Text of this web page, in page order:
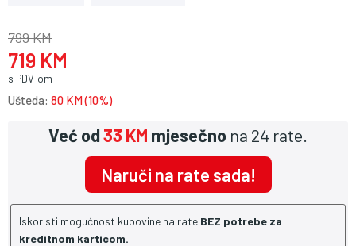
799 KM
719 KM
s PDV-om
Ušteda: 80 KM (10%)
Već od33 KM mjesečno na 24 rate.
Naruči na rate sada!
Iskoristi mogućnost kupovine na rate BEZ potrebe za
kreditnom karticom.